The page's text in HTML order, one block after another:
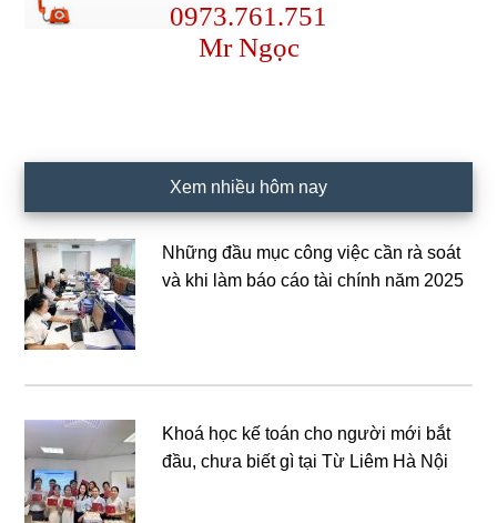
0973.761.751
Mr Ngọc
Xem nhiều hôm nay
Những đầu mục công việc cần rà soát
và khi làm báo cáo tài chính năm 2025
Khoá học kế toán cho người mới bắt
đầu, chưa biết gì tại Từ Liêm Hà Nội